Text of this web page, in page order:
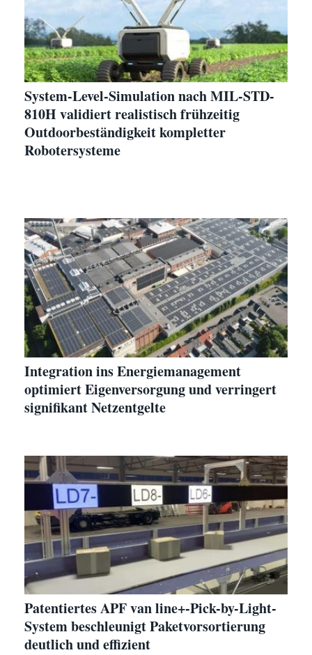
System-Level-Simulation nach MIL-STD-
810H validiert realistisch frühzeitig
Outdoorbeständigkeit kompletter
Robotersysteme
Integration ins Energiemanagement
optimiert Eigenversorgung und verringert
signifikant Netzentgelte
Patentiertes APF van line+-Pick-by-Light-
System beschleunigt Paketvorsortierung
deutlich und effizient